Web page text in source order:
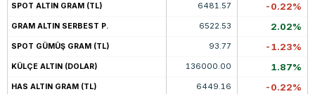
SPOT ALTIN GRAM (TL) 6481.57 -0.22%
GRAM ALTIN SERBEST P. 6522.53 2.02%
SPOT GÜMÜŞ GRAM (TL) 93.77 -1.23%
KÜLÇE ALTIN (DOLAR) 136000.00 1.87%
HAS ALTIN GRAM (TL) 6449.16 -0.22%